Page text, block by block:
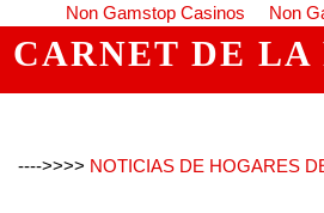
Non Gamstop Casinos Non
CARNET DE LA
---->>>> NOTICIAS DE HOGARES